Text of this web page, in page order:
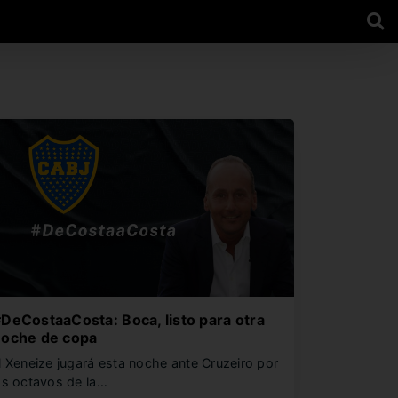
Boca, listo para otra
de copa
Xeneize jugará esta noche ante Cruzeiro por
octavos de la…